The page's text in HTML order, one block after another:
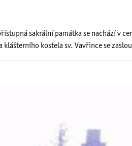
sakrální památka se nachází v
kostela sv. Vavřince se